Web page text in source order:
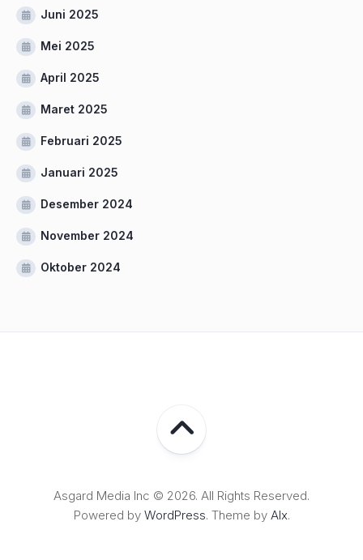
Juni 2025
Mei 2025
April 2025
Maret 2025
Februari 2025
Januari 2025
Desember 2024
November 2024
Oktober 2024
Asgard Media Inc © 2026. All Rights Reserved.
Powered by WordPress. Theme by Alx.